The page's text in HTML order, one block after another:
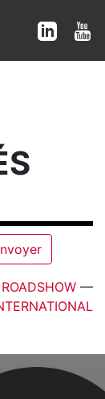
ROADSHOW —